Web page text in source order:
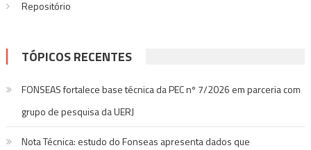
Repositório
TÓPICOS RECENTES
FONSEAS fortalece base técnica da PEC nº 7/2026 em parceria com
grupo de pesquisa da UERJ
Nota Técnica: estudo do Fonseas apresenta dados que